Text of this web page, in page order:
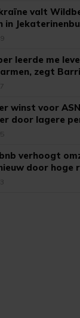
valt
in
leerde me
zegt
winst voor
door lagere
verhoogt
door hoge